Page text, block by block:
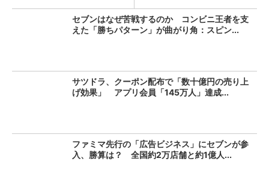
セブンはなぜ苦戦するのか コンビニ王者を支
えた「勝ちパターン」が曲がり角：スピン...
サツドラ、クーポン配布で「数十億円の売り上
げ効果」 アプリ会員「145万人」達成...
ファミマ先行の「広告ビジネス」にセブンが参
入、勝算は？ 全国約2万店舗と約1億人...